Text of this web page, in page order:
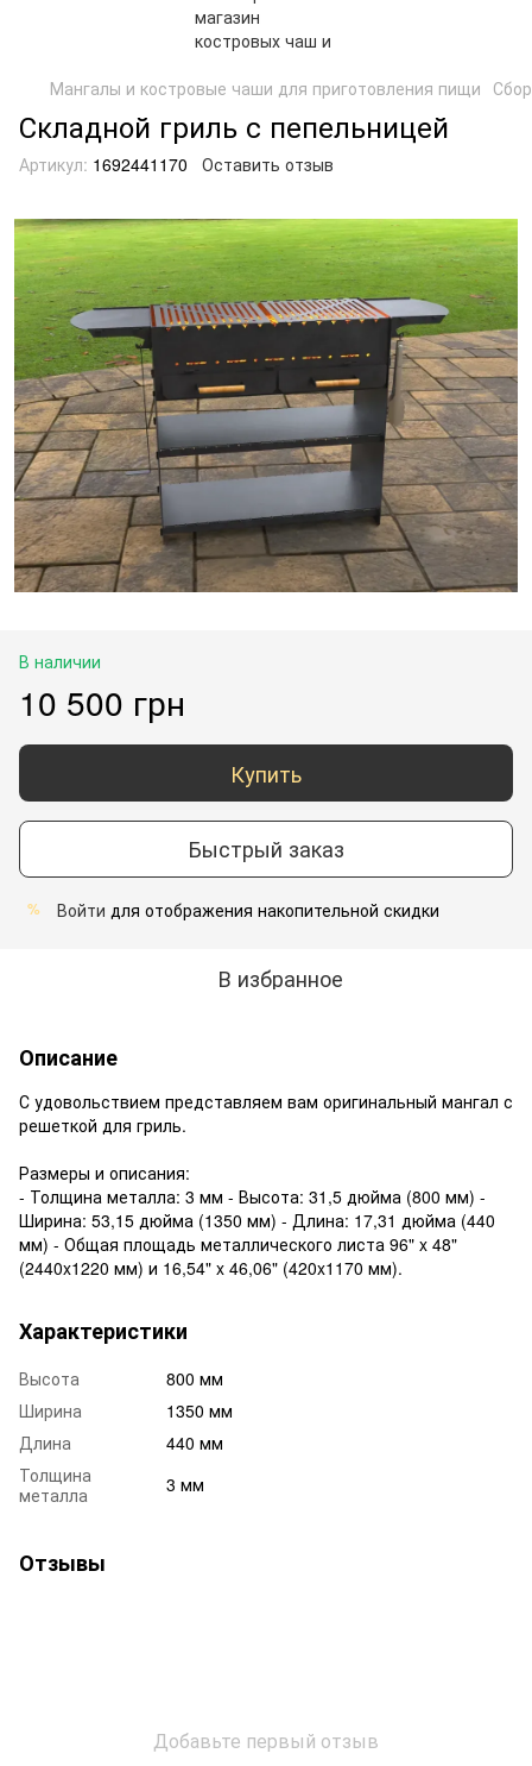
Мангалы и костровые чаши для приготовления пищи
Складной гриль с пепельницей
Артикул: 1692441170 Оставить отзыв
В наличии
10 500 грн
Купить
Быстрый заказ
% Войти для отображения накопительной скидки
В избранное
Описание
С удовольствием представляем вам оригинальный мангал с
решеткой для гриль.
Размеры и описания:
- Толщина металла: 3 мм - Высота: 31,5 дюйма (800 мм) -
Ширина: 53,15 дюйма (1350 мм) - Длина: 17,31 дюйма (440
мм) - Общая площадь металлического листа 96" x 48"
(2440x1220 мм) и 16,54" x 46,06" (420x1170 мм).
Характеристики
Высота
800 мм
Ширина
1350 мм
Длина
440 мм
Толщина
металла
3 мм
Отзывы
Добавьте первый отзыв